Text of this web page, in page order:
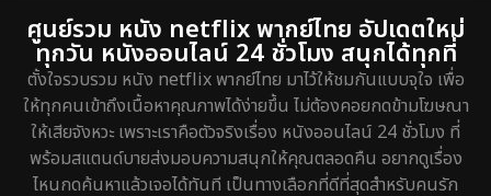
DC 2
Detective สืบสวน 5
Detective สืบสวน 40
Disaster 4
ศูนย์รวม หนัง netflix พากย์ไทย อัปเดตใหม่
ทุกวัน หนังออนไลน์ 24 ชั่วโมง สนุกได้ทุกที่
ตั้งใจรวบรวม หนัง netflix พากย์ไทย มาไว้ให้ชมกันแบบจุใจ เพื่อ
ให้ทุกคนเข้าถึงเนื้อหาคุณภาพได้ง่ายขึ้น ไม่ต้องคอยกดข้ามโฆษณา
ให้เสียจังหวะ เพราะเราคือตัวจริงเรื่อง หนังออนไลน์ 24 ชั่วโมง ที่
พร้อมสแตนด์บายส่งมอบความสนุกให้คุณตลอดคืน อยากดูเรื่อง
ไหนกดค้นหาแล้วเจอได้ทันที เป็นทางเลือกที่ดีที่สุดสำหรับคนรัก